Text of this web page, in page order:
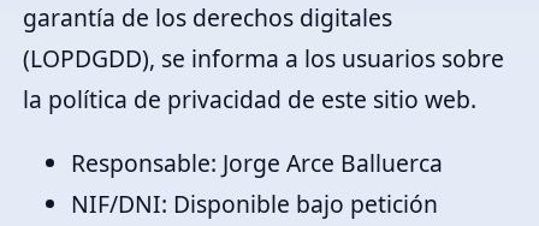
garantía de los derechos digitales
(LOPDGDD), se informa a los usuarios sobre
la política de privacidad de este sitio web.
Responsable: Jorge Arce Balluerca
NIF/DNI: Disponible bajo petición